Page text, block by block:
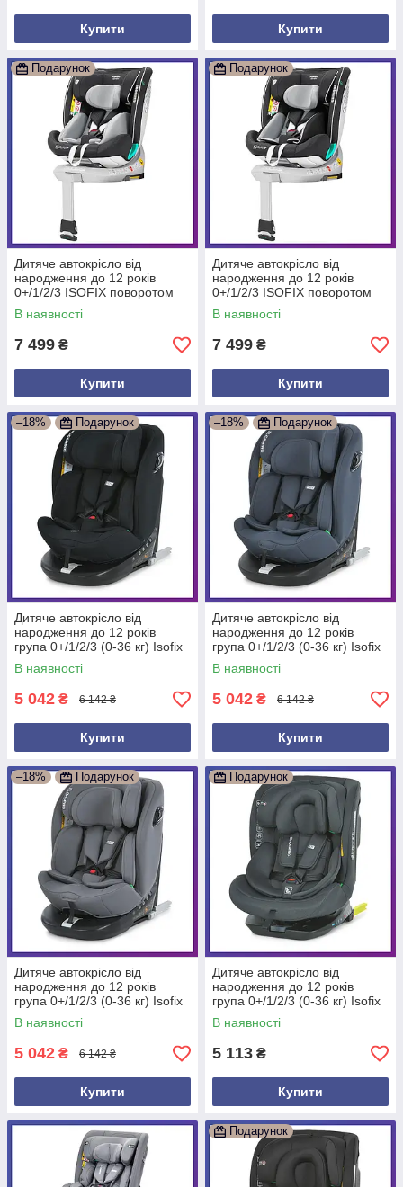
Купити Купити
Подарунок
Дитяче автокрісло від
народження до 12 років
0+/1/2/3 ISOFIX поворотом
на 360 Carrello Revolt CRL-
15805 Сірий
В наявності
7 499 ₴
Купити
Подарунок
Дитяче автокрісло від
народження до 12 років
0+/1/2/3 ISOFIX поворотом
на 360 Carrello Revolt CRL-
15805 Темносірий
В наявності
7 499 ₴
Купити
–18% Подарунок
Дитяче автокрісло від
народження до 12 років
група 0+/1/2/3 (0-36 кг) Isofix
El Camino ME 1187 i-FREE
Чорний
В наявності
5 042 ₴ 6 142 ₴
Купити
–18% Подарунок
Дитяче автокрісло від
народження до 12 років
група 0+/1/2/3 (0-36 кг) Isofix
El Camino ME 1187 i-FREE
Сірий
В наявності
5 042 ₴ 6 142 ₴
Купити
–18% Подарунок
Дитяче автокрісло від
народження до 12 років
група 0+/1/2/3 (0-36 кг) Isofix
El Camino ME 1187 i-FREE
Сірий
В наявності
5 042 ₴ 6 142 ₴
Купити
Подарунок
Дитяче автокрісло від
народження до 12 років
група 0+/1/2/3 (0-36 кг) Isofix
El Camino i-JOY ME 1205
Antracite Сірий
В наявності
5 113 ₴
Купити
Подарунок